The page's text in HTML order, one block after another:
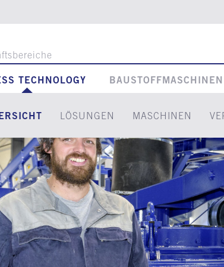
TECHNOLOGY BAUSTOFFMASCHINEN
LÖSUNGEN MASCHINEN